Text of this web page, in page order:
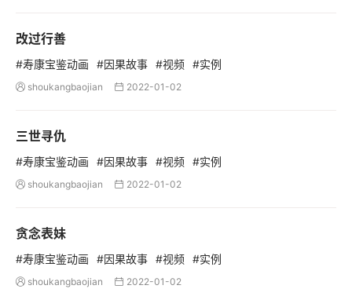
改过行善
#寿康宝鉴动画 #因果故事 #视频 #实例
 shoukangbaojian  2022-01-02
三世寻仇
#寿康宝鉴动画 #因果故事 #视频 #实例
 shoukangbaojian  2022-01-02
贪念表妹
#寿康宝鉴动画 #因果故事 #视频 #实例
 shoukangbaojian  2022-01-02